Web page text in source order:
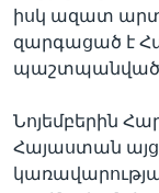
իսկ ազատ
զարգացած է
պաշտպանված
Նոյեմբերին
Հայաստան